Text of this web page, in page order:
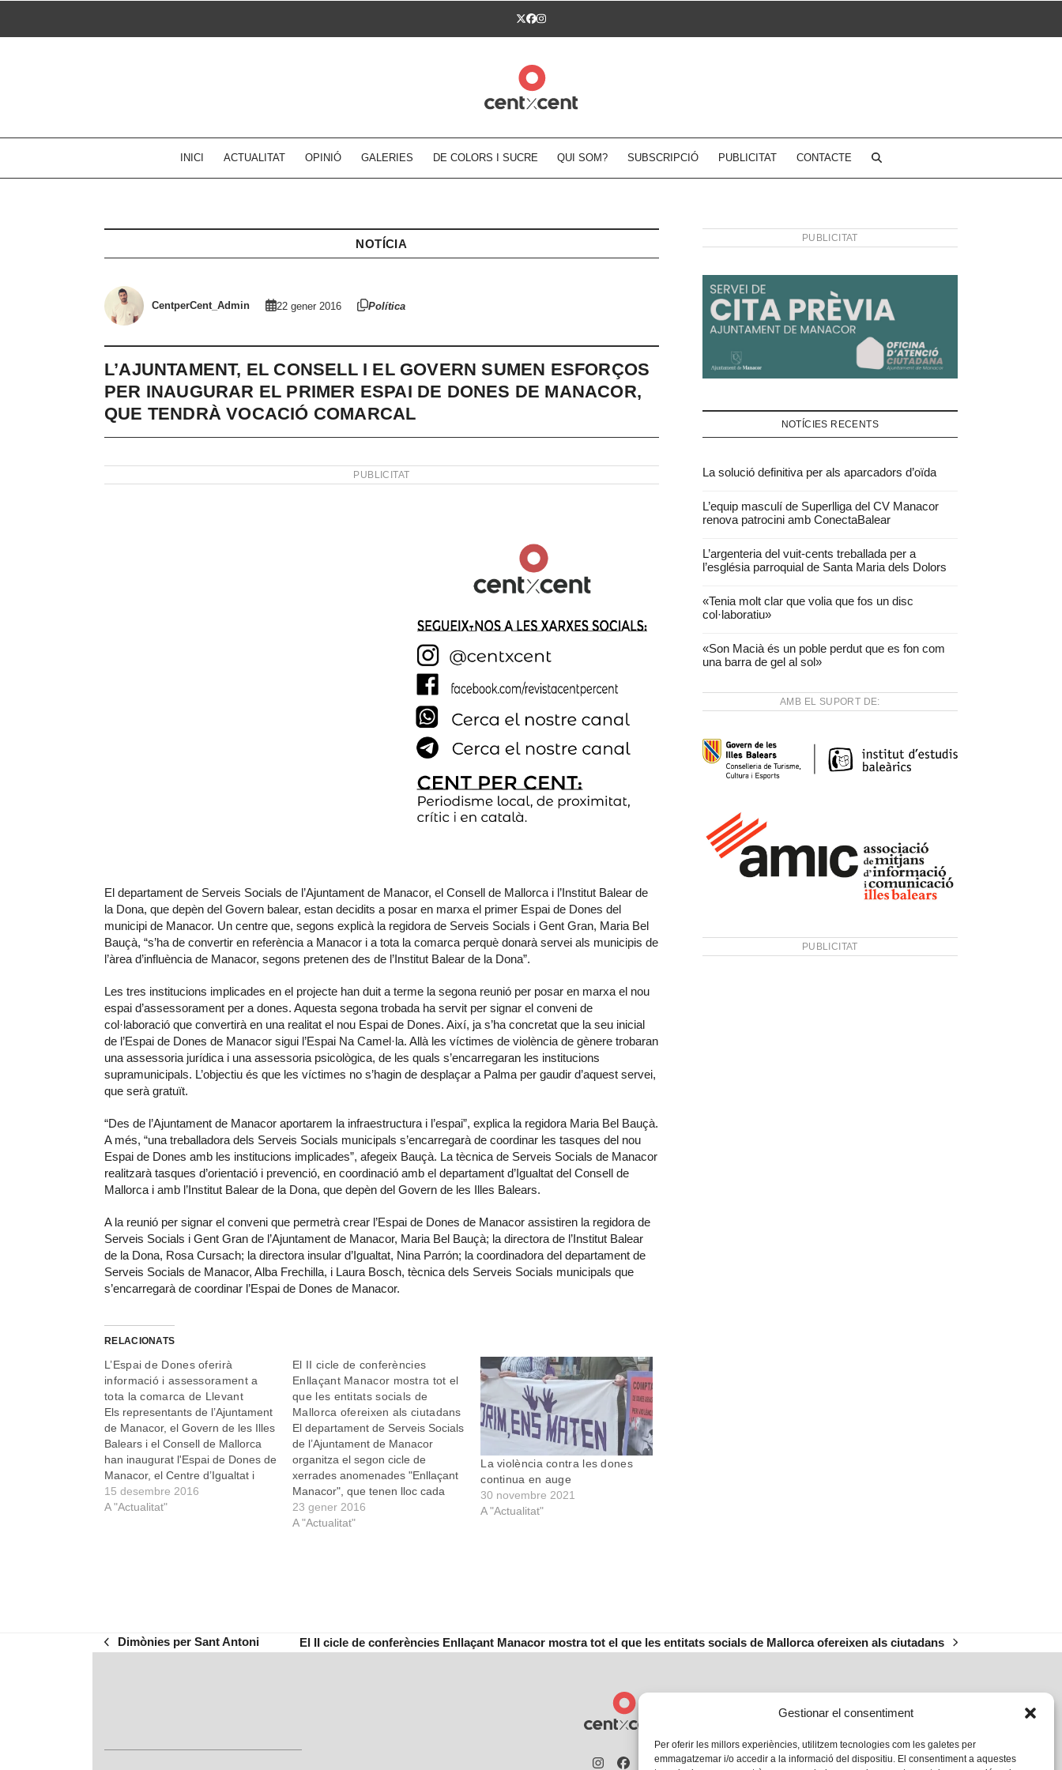
Gestionar el consentiment
Per oferir les millors experiències, utilitzem tecnologies com les galetes per
emmagatzemar i/o accedir a la informació del dispositiu. El consentiment a aquestes
Twitter
Facebook
Instagram
INICI ACTUALITAT OPINIÓ GALERIES DE COLORS I SUCRE QUI SOM? SUBSCRIPCIÓ PUBLICITAT CONTACTE
NOTÍCIA
CentperCent_Admin 22 gener 2016 Política
L’AJUNTAMENT, EL CONSELL I EL GOVERN SUMEN ESFORÇOS
PER INAUGURAR EL PRIMER ESPAI DE DONES DE MANACOR,
QUE TENDRÀ VOCACIÓ COMARCAL
PUBLICITAT
El departament de Serveis Socials de l’Ajuntament de Manacor, el Consell de Mallorca i l’Institut Balear de
la Dona, que depèn del Govern balear, estan decidits a posar en marxa el primer Espai de Dones del
municipi de Manacor. Un centre que, segons explicà la regidora de Serveis Socials i Gent Gran, Maria Bel
Bauçà, “s’ha de convertir en referència a Manacor i a tota la comarca perquè donarà servei als municipis de
l’àrea d’influència de Manacor, segons pretenen des de l’Institut Balear de la Dona”.
Les tres institucions implicades en el projecte han duit a terme la segona reunió per posar en marxa el nou
espai d’assessorament per a dones. Aquesta segona trobada ha servit per signar el conveni de
col·laboració que convertirà en una realitat el nou Espai de Dones. Així, ja s’ha concretat que la seu inicial
de l’Espai de Dones de Manacor sigui l’Espai Na Camel·la. Allà les víctimes de violència de gènere trobaran
una assessoria jurídica i una assessoria psicològica, de les quals s’encarregaran les institucions
supramunicipals. L’objectiu és que les víctimes no s’hagin de desplaçar a Palma per gaudir d’aquest servei,
que serà gratuït.
“Des de l’Ajuntament de Manacor aportarem la infraestructura i l’espai”, explica la regidora Maria Bel Bauçà.
A més, “una treballadora dels Serveis Socials municipals s’encarregarà de coordinar les tasques del nou
Espai de Dones amb les institucions implicades”, afegeix Bauçà. La tècnica de Serveis Socials de Manacor
realitzarà tasques d’orientació i prevenció, en coordinació amb el departament d’Igualtat del Consell de
Mallorca i amb l’Institut Balear de la Dona, que depèn del Govern de les Illes Balears.
A la reunió per signar el conveni que permetrà crear l’Espai de Dones de Manacor assistiren la regidora de
Serveis Socials i Gent Gran de l’Ajuntament de Manacor, Maria Bel Bauçà; la directora de l’Institut Balear
de la Dona, Rosa Cursach; la directora insular d’Igualtat, Nina Parrón; la coordinadora del departament de
Serveis Socials de Manacor, Alba Frechilla, i Laura Bosch, tècnica dels Serveis Socials municipals que
s’encarregarà de coordinar l’Espai de Dones de Manacor.
RELACIONATS
L’Espai de Dones oferirà
informació i assessorament a
tota la comarca de Llevant
Els representants de l’Ajuntament
de Manacor, el Govern de les Illes
Balears i el Consell de Mallorca
han inaugurat l'Espai de Dones de
Manacor, el Centre d’Igualtat i
Assessorament per a les Dones
que ja dóna servei a tota la
15 desembre 2016
A "Actualitat"
El II cicle de conferències
Enllaçant Manacor mostra tot el
que les entitats socials de
Mallorca ofereixen als ciutadans
El departament de Serveis Socials
de l’Ajuntament de Manacor
organitza el segon cicle de
xerrades anomenades "Enllaçant
Manacor", que tenen lloc cada
dimecres de les 20 h a les 21.30 h
a l'Espai Na Camel·la i al Centre
23 gener 2016
A "Actualitat"
La violència contra les dones
continua en auge
30 novembre 2021
A "Actualitat"
PUBLICITAT
NOTÍCIES RECENTS
La solució definitiva per als aparcadors d’oïda
L’equip masculí de Superlliga del CV Manacor
renova patrocini amb ConectaBalear
L’argenteria del vuit-cents treballada per a
l’església parroquial de Santa Maria dels Dolors
«Tenia molt clar que volia que fos un disc
col·laboratiu»
«Son Macià és un poble perdut que es fon com
una barra de gel al sol»
AMB EL SUPORT DE:
PUBLICITAT
previous
Dimònies per Sant Antoni
next
El II cicle de conferències Enllaçant Manacor mostra tot el que les entitats socials de Mallorca ofereixen als ciutadans